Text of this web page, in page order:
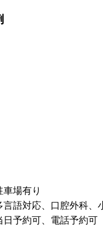
車場有り
言語対応、口腔外科、
日予約可、電話予約可